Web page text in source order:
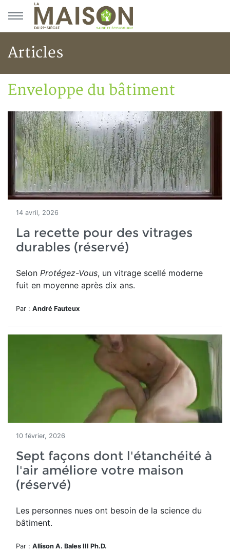
Aller au menu principal
Aller au contenu principal
Articles
Accueil
Construction verte
Enveloppe du bâtiment
Enveloppe du bâtiment
14 avril, 2026
La recette pour des vitrages
durables (réservé)
Selon Protégez-Vous, un vitrage scellé moderne
fuit en moyenne après dix ans.
Par : André Fauteux
10 février, 2026
Sept façons dont l'étanchéité à
l'air améliore votre maison
(réservé)
Les personnes nues ont besoin de la science du
bâtiment.
Par : Allison A. Bales III Ph.D.